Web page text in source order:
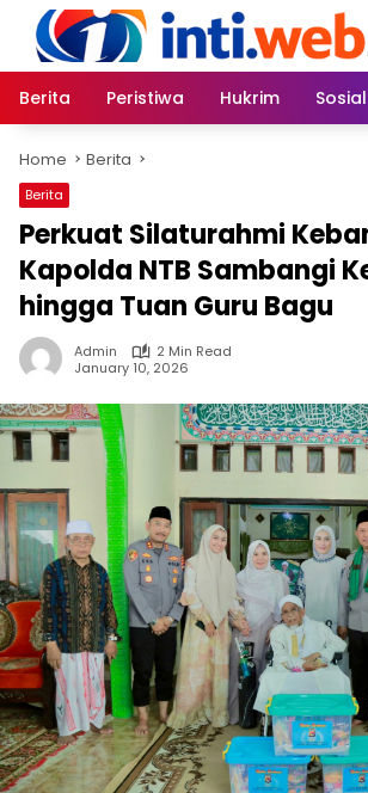
content
Berita
Peristiwa Hukrim Sosial
Home Berita
Berita
Perkuat Silaturahmi
Kapolda NTB Sambangi
hingga Tuan Guru Bagu
Admin
2 Min Read
January 10, 2026